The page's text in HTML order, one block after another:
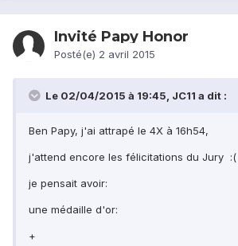
Invité Papy Honor
Posté(e) 2 avril 2015
Le 02/04/2015 à 19:45, JC11 a dit :
Ben Papy, j'ai attrapé le 4X à 16h54,
j'attend encore les félicitations du Jury :(
je pensait avoir:
une médaille d'or:
+